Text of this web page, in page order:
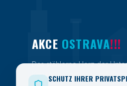
AKCE OSTRAVA!!!
Das stählerne Herz der
Konzerte, Festivals und
SCHUTZ IHRER